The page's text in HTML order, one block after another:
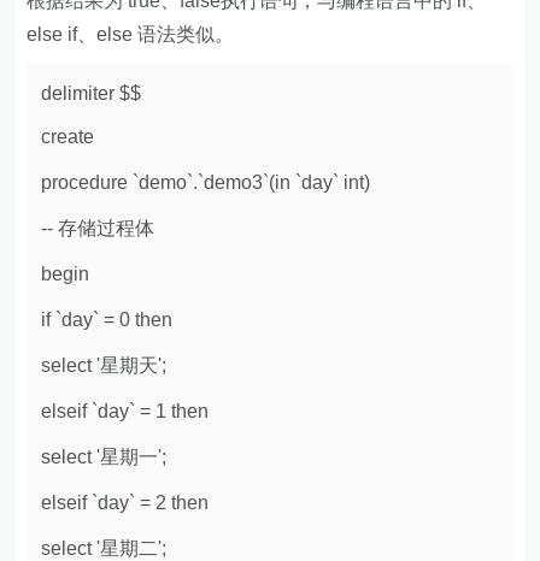
else if、else 语法类似。
delimiter $$
create
procedure `demo`.`demo3`(in `day` int)
-- 存储过程体
begin
if `day` = 0 then
select '星期天';
elseif `day` = 1 then
select '星期一';
elseif `day` = 2 then
select '星期二';